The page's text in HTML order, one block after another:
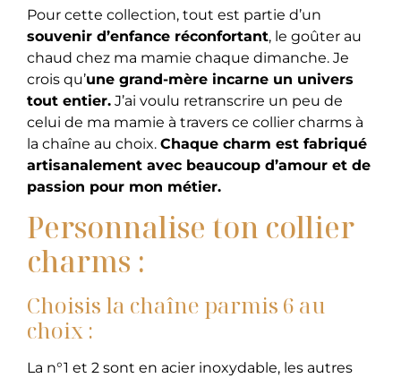
Pour cette collection, tout est partie d’un
souvenir d’enfance réconfortant, le goûter au
chaud chez ma mamie chaque dimanche. Je
crois qu’une grand-mère incarne un univers
tout entier. J’ai voulu retranscrire un peu de
celui de ma mamie à travers ce collier charms à
la chaîne au choix. Chaque charm est fabriqué
artisanalement avec beaucoup d’amour et de
passion pour mon métier.
Personnalise ton collier
charms :
Choisis la chaîne parmis 6 au
choix :
La n°1 et 2 sont en acier inoxydable, les autres